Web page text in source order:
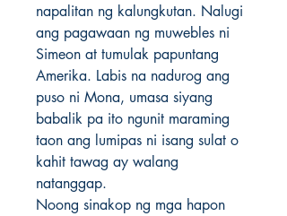
napalitan ng kalungkutan. Nalugi
ang pagawaan ng muwebles ni
Simeon at tumulak papuntang
Amerika. Labis na nadurog ang
puso ni Mona, umasa siyang
babalik pa ito ngunit maraming
taon ang lumipas ni isang sulat o
kahit tawag ay walang
natanggap.
Noong sinakop ng mga hapon